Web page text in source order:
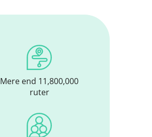
Mere end 11,800,000
ruter